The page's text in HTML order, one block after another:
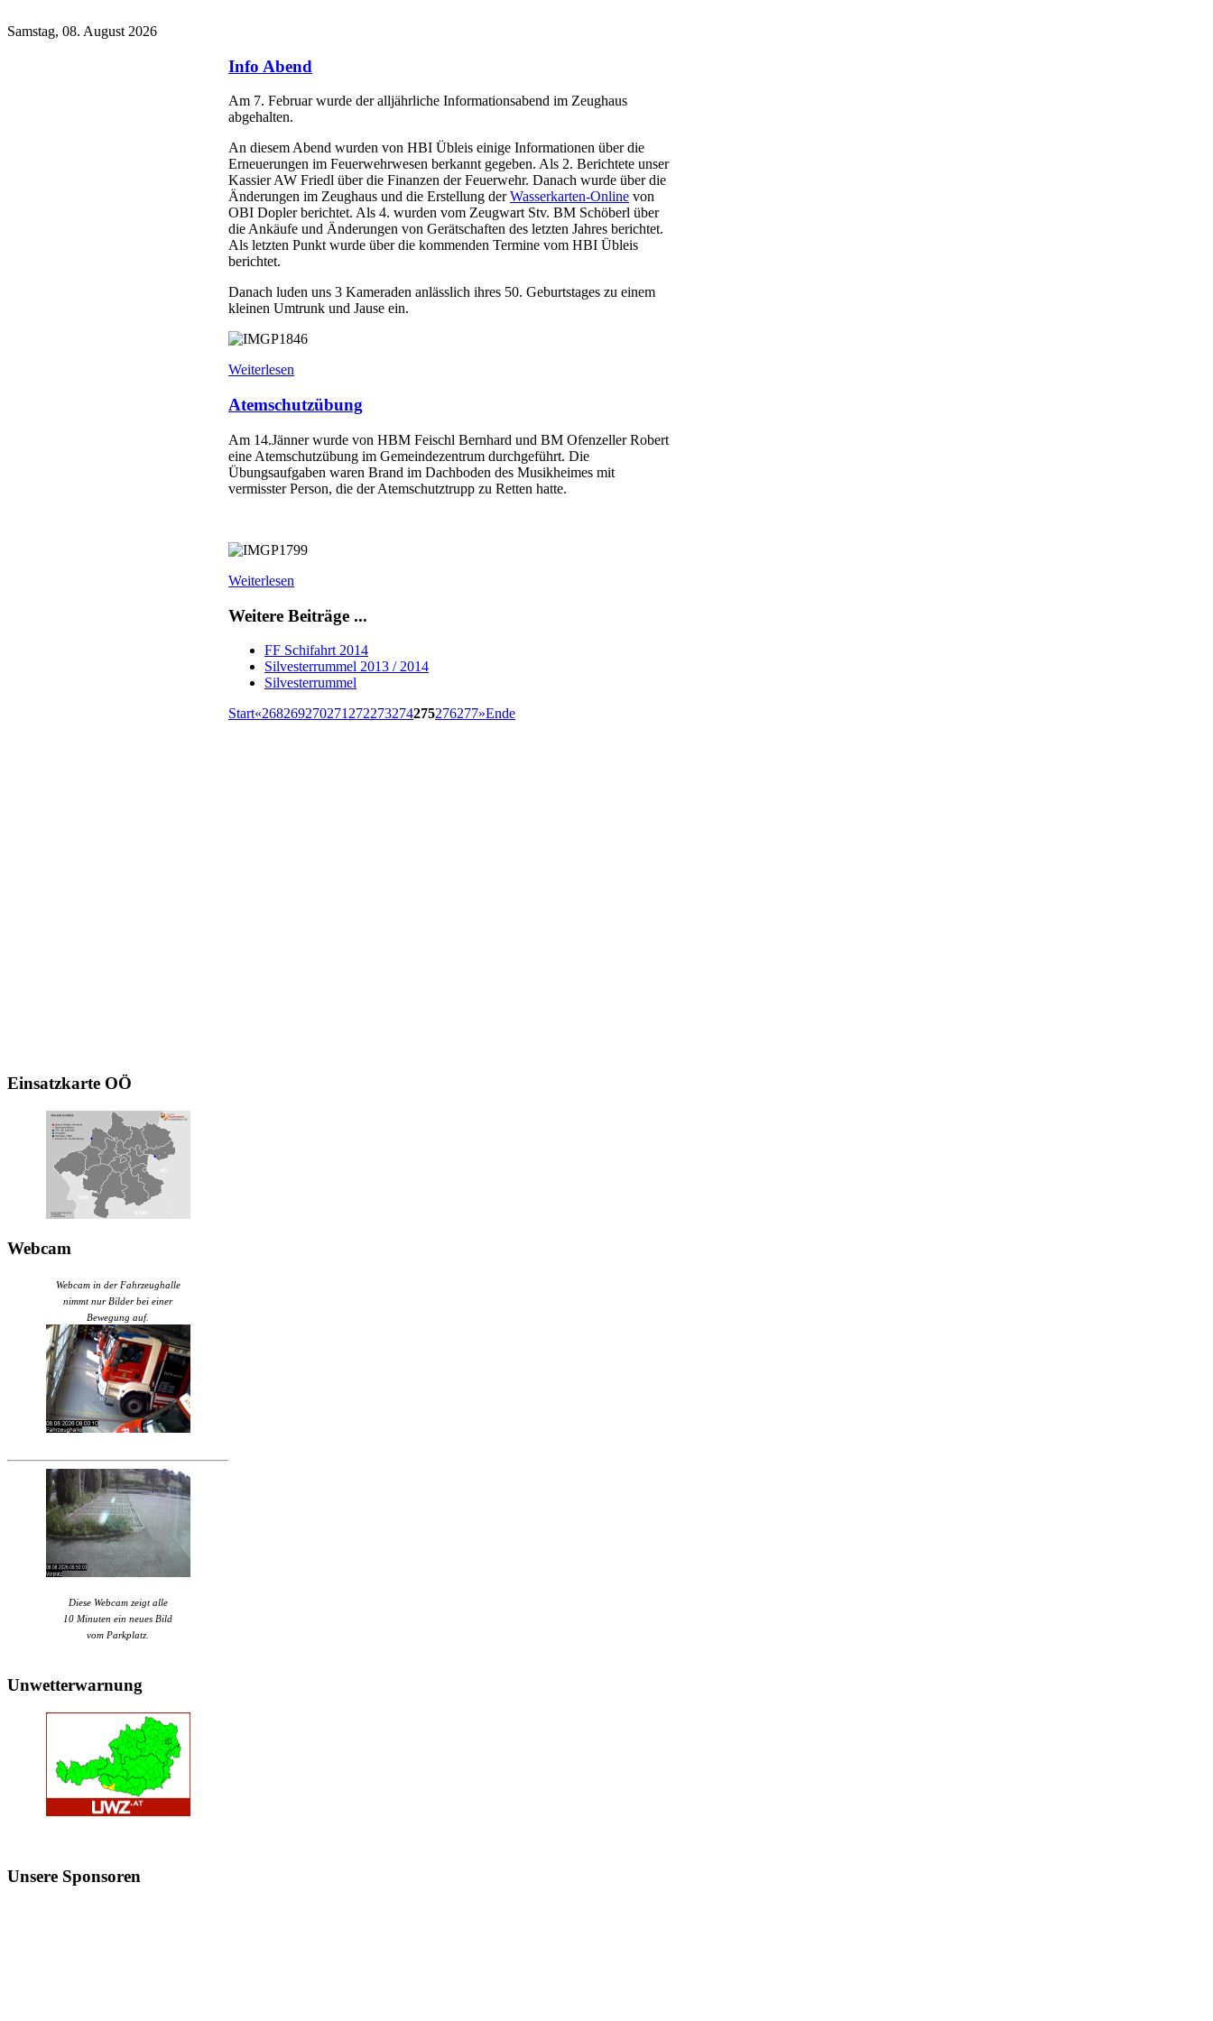
Samstag, 08. August 2026
Info Abend
Am 7. Februar wurde der alljährliche Informationsabend im Zeughaus
abgehalten.
An diesem Abend wurden von HBI Übleis einige Informationen über die
Erneuerungen im Feuerwehrwesen berkannt gegeben. Als 2. Berichtete unser
Kassier AW Friedl über die Finanzen der Feuerwehr. Danach wurde über die
Änderungen im Zeughaus und die Erstellung derWasserkarten-Online von
OBI Dopler berichtet. Als 4. wurden vom Zeugwart Stv. BM Schöberl über
die Ankäufe und Änderungen von Gerätschaften des letzten Jahres berichtet.
Als letzten Punkt wurde über die kommenden Termine vom HBI Übleis
berichtet.
Danach luden uns 3 Kameraden anlässlich ihres 50. Geburtstages zu einem
kleinen Umtrunk und Jause ein.
Weiterlesen
Atemschutzübung
Am 14.Jänner wurde von HBM Feischl Bernhard und BM Ofenzeller Robert
eine Atemschutzübung im Gemeindezentrum durchgeführt. Die
Übungsaufgaben waren Brand im Dachboden des Musikheimes mit
vermisster Person, die der Atemschutztrupp zu Retten hatte.
Weiterlesen
Weitere Beiträge ...
FF Schifahrt 2014
Silvesterrummel 2013 / 2014
Silvesterrummel
Start«268269270271 272273274275276277»Ende
Einsatzkarte OÖ
Webcam
Webcam in der Fahrzeughalle
nimmt nur Bilder bei einer
Bewegung auf.
Diese Webcam zeigt alle
10 Minuten ein neues Bild
vom Parkplatz.
Unwetterwarnung
Unsere Sponsoren